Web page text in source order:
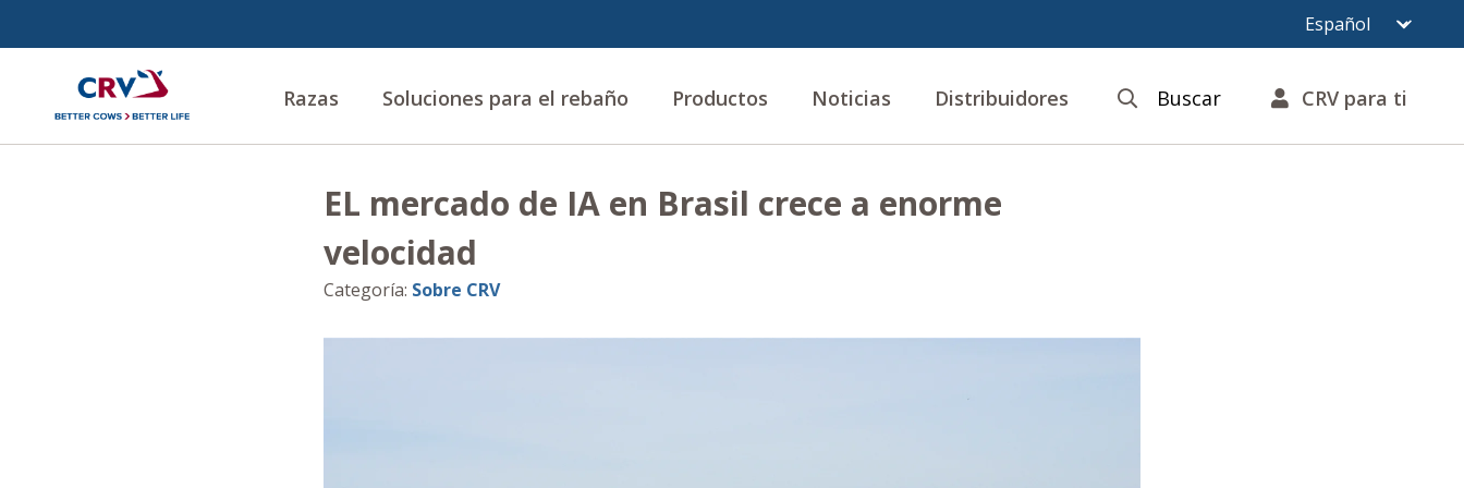
Razas Soluciones para el rebaño Productos Noticias Distribuidores Buscar CRV para ti
EL mercado de IA en Brasil crece a enorme
velocidad
Categoría: Sobre CRV